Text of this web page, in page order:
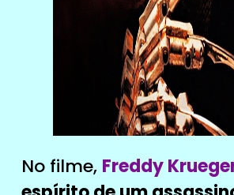
No filme, Freddy